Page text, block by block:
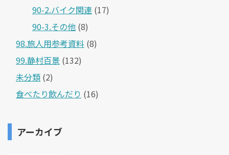
90-2.バイク関連 (17)
90-3.その他 (8)
98.旅人用参考資料 (8)
99.静村百景 (132)
未分類 (2)
食べたり飲んだり (16)
アーカイブ